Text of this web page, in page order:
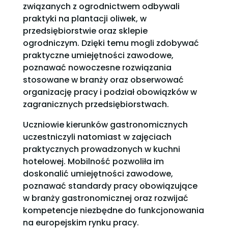
związanych z ogrodnictwem odbywali
praktyki na plantacji oliwek, w
przedsiębiorstwie oraz sklepie
ogrodniczym. Dzięki temu mogli zdobywać
praktyczne umiejętności zawodowe,
poznawać nowoczesne rozwiązania
stosowane w branży oraz obserwować
organizację pracy i podział obowiązków w
zagranicznych przedsiębiorstwach.
Uczniowie kierunków gastronomicznych
uczestniczyli natomiast w zajęciach
praktycznych prowadzonych w kuchni
hotelowej. Mobilność pozwoliła im
doskonalić umiejętności zawodowe,
poznawać standardy pracy obowiązujące
w branży gastronomicznej oraz rozwijać
kompetencje niezbędne do funkcjonowania
na europejskim rynku pracy.